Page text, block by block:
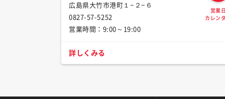
広島県大竹市港町１−２−６
0827-57-5252
営業時間：9:00～19:00
営業
カレン
詳しくみる